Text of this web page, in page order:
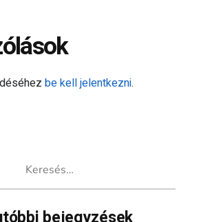
be kell jelentkezni.